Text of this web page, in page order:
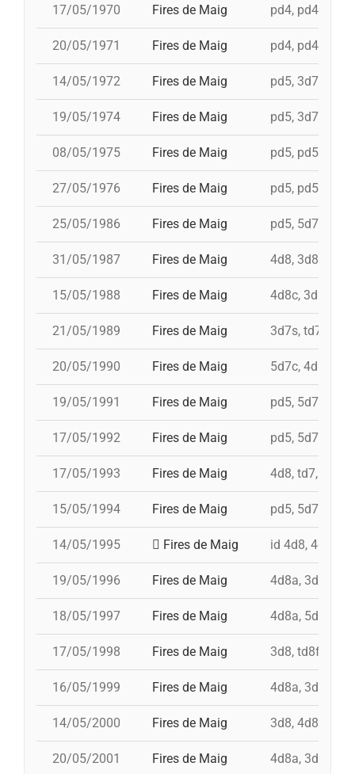
17/05/1970 Fires de Maig pd4, pd4, pd4,
20/05/1971 Fires de Maig pd4, pd4, pd5,
14/05/1972 Fires de Maig pd5, 3d7c,
19/05/1974 Fires de Maig pd5, 3d7, td7c,
08/05/1975 Fires de Maig pd5, pd5, 3d7,
27/05/1976 Fires de Maig pd5, pd5, pd5,
25/05/1986 Fires de Maig pd5, 5d7, td7,
31/05/1987 Fires de Maig 4d8, 3d8, td8fc
15/05/1988 Fires de Maig 4d8c, 3d8c,
21/05/1989 Fires de Maig 3d7s, td7, 4d8
20/05/1990 Fires de Maig 5d7c, 4d8, i
19/05/1991 Fires de Maig pd5, 5d7, td7,
17/05/1992 Fires de Maig pd5, 5d7, 4d8,
17/05/1993 Fires de Maig 4d8, td7, 5d7,
15/05/1994 Fires de Maig pd5, 5d7, td7,
14/05/1995 Fires de Maig id 4d8, 4d8,
19/05/1996 Fires de Maig 4d8a, 3d8,
18/05/1997 Fires de Maig 4d8a, 5d8,
17/05/1998 Fires de Maig 3d8, td8f, 4d8,
16/05/1999 Fires de Maig 4d8a, 3d8,
14/05/2000 Fires de Maig 3d8, 4d8a,
20/05/2001 Fires de Maig 4d8a, 3d9f,